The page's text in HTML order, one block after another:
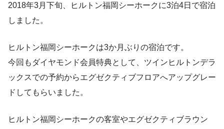
2018年3月下旬、ヒルトン福岡シーホークに3泊4日で宿泊
しました。
ヒルトン福岡シーホークは3か月ぶりの宿泊です。
今回もダイヤモンド会員特典として、ツインヒルトンデラ
ックスでの予約からエグゼクティブフロアへアップグレー
ドしてもらいました。
ヒルトン福岡シーホークの客室やエグゼクティブラウン